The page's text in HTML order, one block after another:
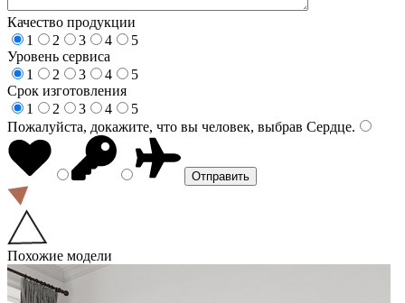
Качество продукции
1
2 3 4
5
Уровень сервиса
1
2 3 4
5
Срок изготовления
1
2 3 4
5
Пожалуйста, докажите, что вы человек, выбрав Сердце.
Похожие модели